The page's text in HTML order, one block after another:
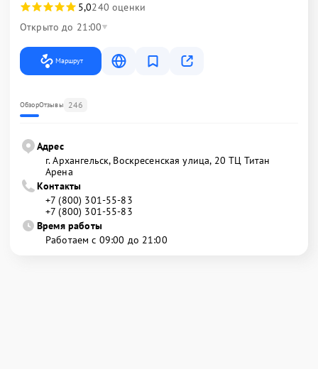
5,0240 оценки
Открыто до 21:00
Маршрут
ОбзорОтзывы 246
Адрес
г. Архангельск, Воскресенская улица, 20 ТЦ Титан
Арена
Контакты
+7 (800) 301-55-83
+7 (800) 301-55-83
Время работы
Работаем с 09:00 до 21:00